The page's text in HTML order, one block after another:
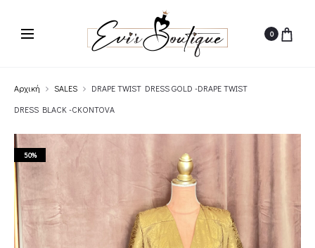
0
Αρχική SALES
DRAPE TWIST DRESS GOLD -DRAPE TWIST
DRESS BLACK -CKONTOVA
50%